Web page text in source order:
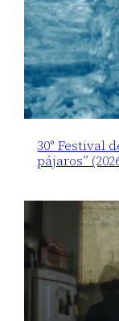
30° Festival
pájaros”